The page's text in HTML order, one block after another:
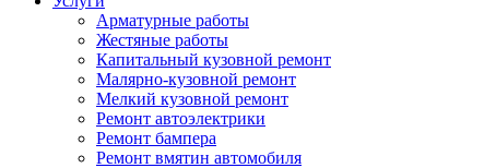
Арматурные работы
Жестяные работы
Капитальный кузовной ремонт
Малярно-кузовной ремонт
Мелкий кузовной ремонт
Ремонт автоэлектрики
Ремонт бампера
Ремонт вмятин автомобиля